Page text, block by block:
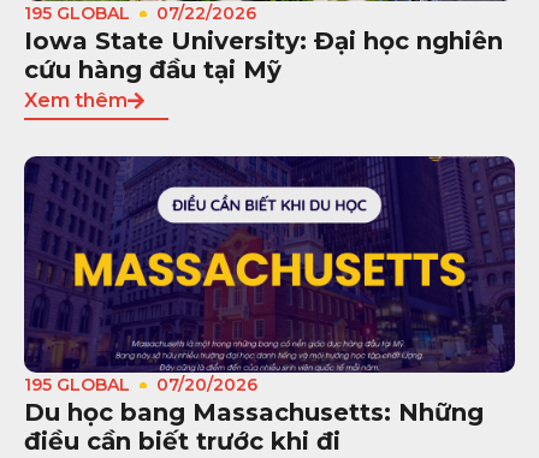
195 GLOBAL 07/22/2026
Iowa State University: Đại học nghiên
cứu hàng đầu tại Mỹ
Xem thêm
195 GLOBAL 07/20/2026
Du học bang Massachusetts: Những
điều cần biết trước khi đi